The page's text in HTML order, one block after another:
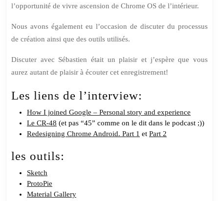
l’opportunité de vivre ascension de Chrome OS de l’intérieur.
Nous avons également eu l’occasion de discuter du processus
de création ainsi que des outils utilisés.
Discuter avec Sébastien était un plaisir et j’espère que vous
aurez autant de plaisir à écouter cet enregistrement!
Les liens de l’interview:
How I joined Google – Personal story and experience
Le CR-48 (et pas “45” comme on le dit dans le podcast ;))
Redesigning Chrome Android. Part 1 et Part 2
les outils:
Sketch
ProtoPie
Material Gallery